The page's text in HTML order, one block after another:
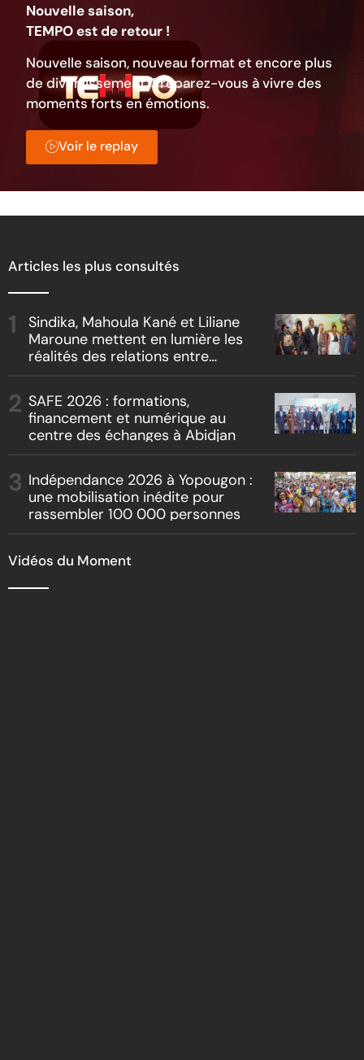
Nouvelle saison,
TEMPO est de retour !
Nouvelle saison, nouveau format et encore plus
de divertissement. Préparez-vous à vivre des
moments forts en émotions.
Voir le replay
Articles les plus consultés
Sindika, Mahoula Kané et Liliane
Maroune mettent en lumière les
réalités des relations entre
« Boss vs Boss »
SAFE 2026 : formations,
financement et numérique au
centre des échanges à Abidjan
Indépendance 2026 à Yopougon :
une mobilisation inédite pour
rassembler 100 000 personnes
Vidéos du Moment